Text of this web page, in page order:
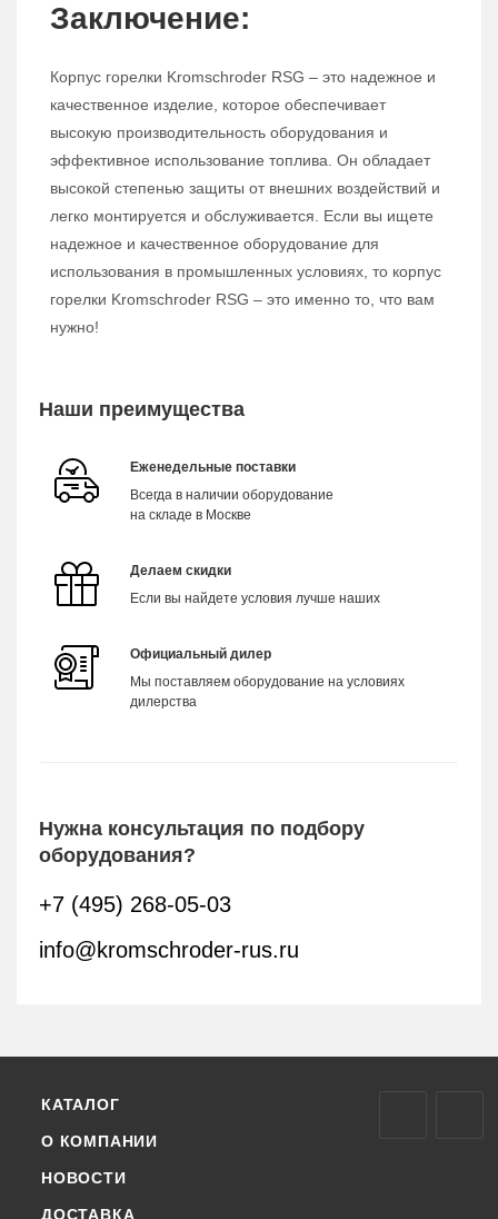
Заключение:
Корпус горелки Kromschroder RSG – это надежное и
качественное изделие, которое обеспечивает
высокую производительность оборудования и
эффективное использование топлива. Он обладает
высокой степенью защиты от внешних воздействий и
легко монтируется и обслуживается. Если вы ищете
надежное и качественное оборудование для
использования в промышленных условиях, то корпус
горелки Kromschroder RSG – это именно то, что вам
нужно!
Наши преимущества
Еженедельные поставки
Всегда в наличии оборудование
на складе в Москве
Делаем скидки
Если вы найдете условия лучше наших
Официальный дилер
Мы поставляем оборудование на условиях
дилерства
Нужна консультация по подбору
оборудования?
+7 (495) 268-05-03
info@kromschroder-rus.ru
КАТАЛОГ
О КОМПАНИИ
НОВОСТИ
ДОСТАВКА